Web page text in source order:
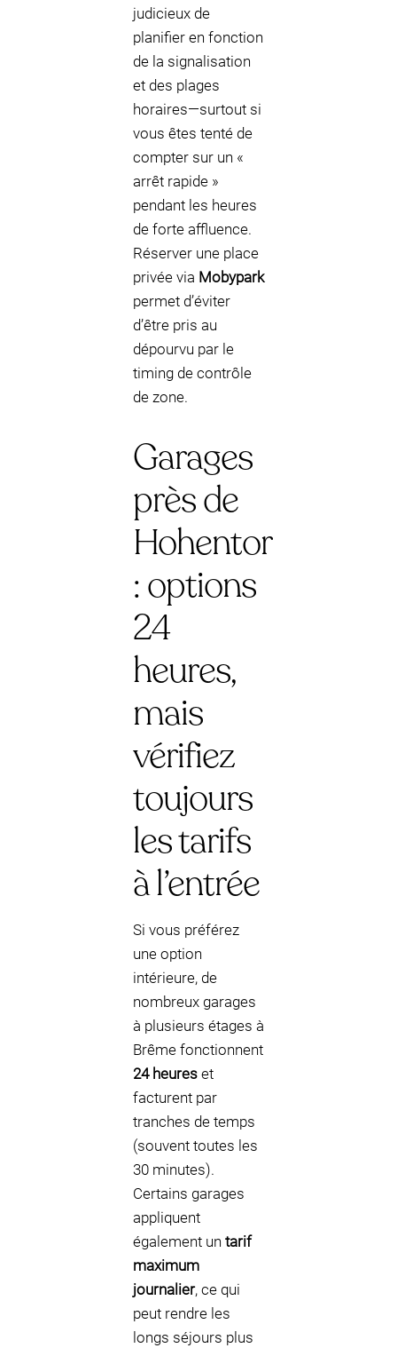
judicieux de
planifier en fonction
de la signalisation
et des plages
horaires—surtout si
vous êtes tenté de
compter sur un «
arrêt rapide »
pendant les heures
de forte affluence.
Réserver une place
privée via Mobypark
permet d’éviter
d’être pris au
dépourvu par le
timing de contrôle
de zone.
Garages
près de
Hohentor
: options
24
heures,
mais
vérifiez
toujours
les tarifs
à l’entrée
Si vous préférez
une option
intérieure, de
nombreux garages
à plusieurs étages à
Brême fonctionnent
24 heures et
facturent par
tranches de temps
(souvent toutes les
30 minutes).
Certains garages
appliquent
également un tarif
maximum
journalier, ce qui
peut rendre les
longs séjours plus